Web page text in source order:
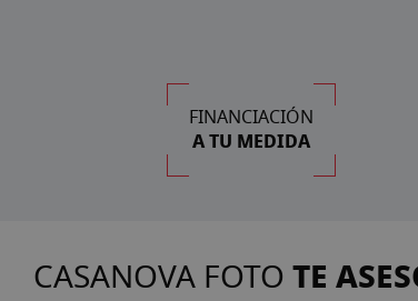
FINANCIACIÓN
A TU MEDIDA
CASANOVA FOTO TE